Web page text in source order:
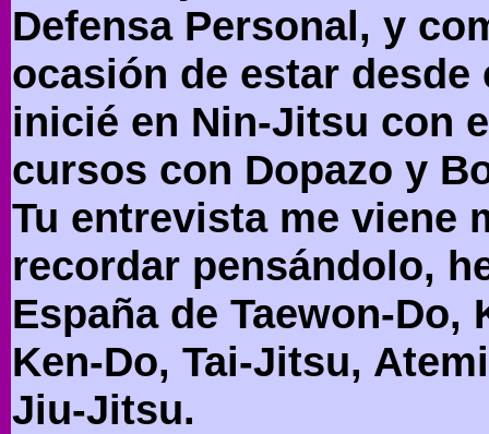
Defensa Personal, y
ocasión de estar
inicié en Nin-Jitsu con
cursos con Dopazo y
Tu entrevista me viene
recordar pensándolo,
España de Taewon-
Ken-Do, Tai-Jitsu,
Jiu-Jitsu.